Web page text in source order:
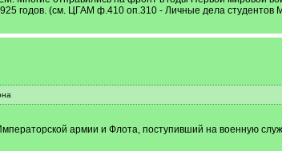
годов. (см. ЦГАМ ф.410 оп.310 - Личные дела студентов
армии и Флота, поступивший на военную